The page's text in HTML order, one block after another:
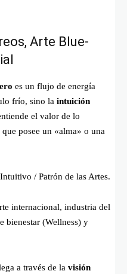
Arte Blue-
es un flujo de energía
frío, sino la intuición
el valor de lo
posee un «alma» o una
/ Patrón de las Artes.
internacional, industria del
bienestar (Wellness) y
a través de la visión